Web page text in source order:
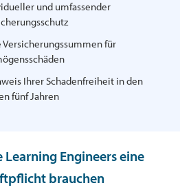
und umfassender
Versicherungssummen für
Ihrer Schadenfreiheit in den
fünf Jahren
Engineers eine
brauchen